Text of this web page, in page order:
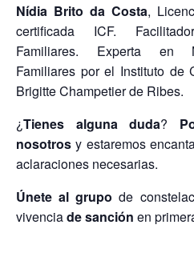
Nídia Brito da Costa,
certificada ICF.
Familiares. Experta en
Familiares por el Instituto de
Brigitte Champetier de Ribes.
¿Tienes alguna duda?
nosotros y estaremos
aclaraciones necesarias.
Únete al grupode
vivenciade sanción en